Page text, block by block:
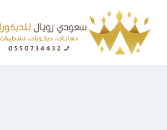
المحتوى